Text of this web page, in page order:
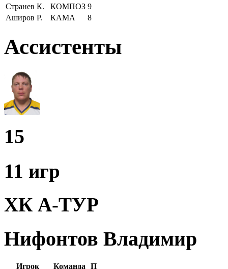
Странев К.
КОМПОЗ 9
Аширов Р.
КАМА 8
Ассистенты
15
11 игр
ХК А-ТУР
Нифонтов Владимир
Игрок Команда
П